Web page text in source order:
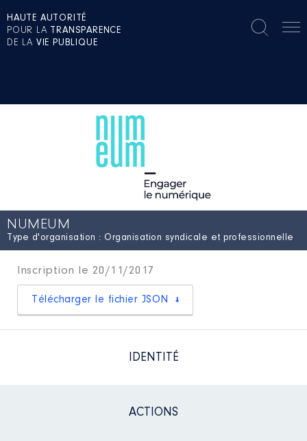
HAUTE AUTORITÉ
POUR LA TRANSPARENCE
DE LA VIE PUBLIQUE
NUMEUM
Type d'organisation : Organisation syndicale et professionnelle
Inscription le 20/11/2017
Télécharger le fichier JSON
IDENTITÉ
ACTIONS